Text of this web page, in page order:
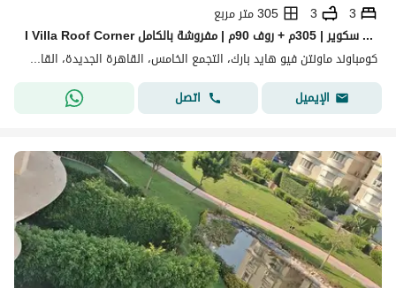
3
3
305 متر مربع
I Villa Roof Corner للإيجار في ماونتن فيو هايد بارك – جولدن سكوير | 305م + روف 90م | مفروشة بالكامل
كومباوند ماونتن فيو هايد بارك، التجمع الخامس، القاهرة الجديدة، القاهرة
الإيميل
اتصل